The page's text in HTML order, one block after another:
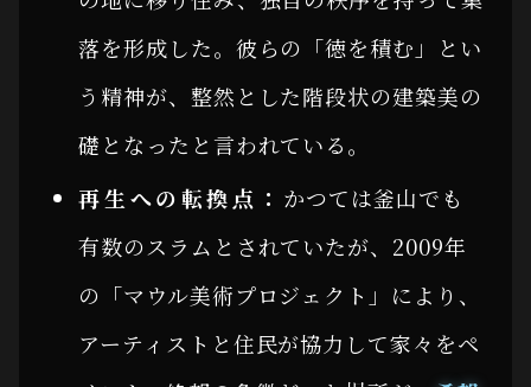
落を形成した。彼らの「徳を積む」とい
う精神が、整然とした階段状の建築美の
礎となったと言われている。
再生への転換点： かつては釜山でも
有数のスラムとされていたが、2009年
の「マウル美術プロジェクト」により、
アーティストと住民が協力して家々をペ